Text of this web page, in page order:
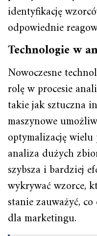
identyfikację
odpowiednie
Technologie w
Nowoczesne
rolę w procesie
takie jak sztuczna
maszynowe
optymalizację
analiza dużych
szybsza i bardziej
wykrywać wzorce,
stanie zauważyć,
dla marketingu.